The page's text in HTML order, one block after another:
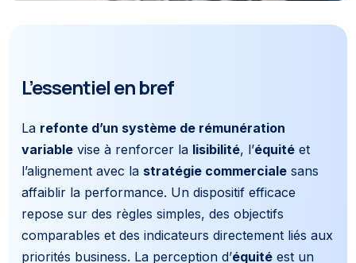
L’essentiel en bref
La refonte d’un système de rémunération
variable vise à renforcer la lisibilité, l’équité et
l’alignement avec la stratégie commerciale sans
affaiblir la performance. Un dispositif efficace
repose sur des règles simples, des objectifs
comparables et des indicateurs directement liés aux
priorités business. La perception d’équité est un